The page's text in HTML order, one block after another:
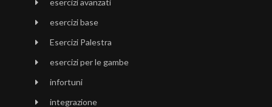
esercizi avanzati
esercizi base
Esercizi Palestra
esercizi per le gambe
infortuni
integrazione